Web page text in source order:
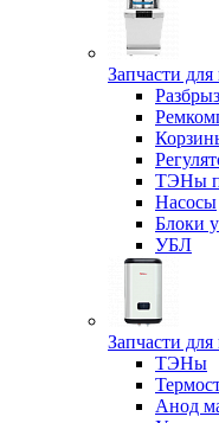
Запчасти
ТЭНы
Насосы
Блоки
УБЛ
Запчасти
ТЭНы
Анод